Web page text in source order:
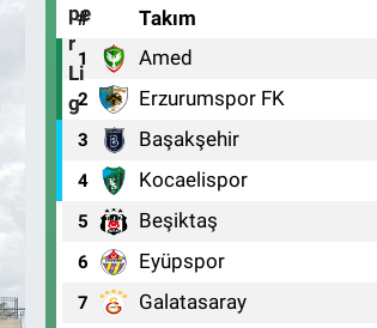
# Takım
1 Amed
2 Erzurumspor FK
3 Başakşehir
4 Kocaelispor
5 Beşiktaş
6 Eyüpspor
7 Galatasaray